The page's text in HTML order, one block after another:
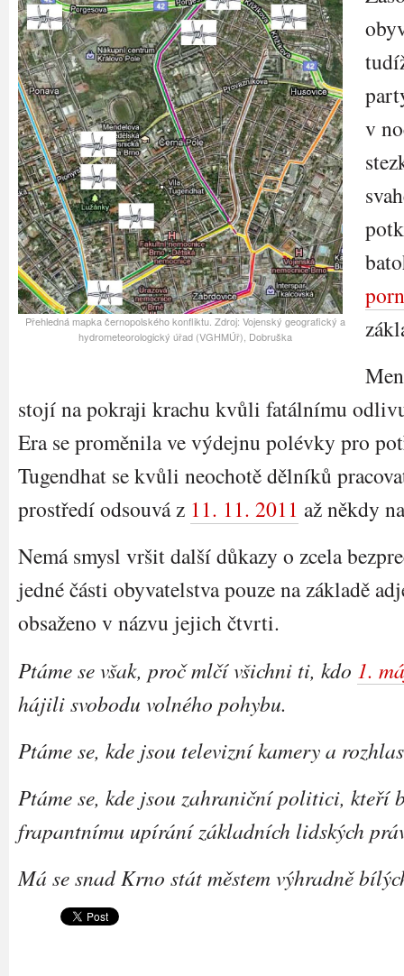
Přehledná mapka černopolského konfliktu. Zdroj: Vojenský geografický a
hydrometeorologický úřad (VGHMÚř), Dobruška
v
stojí na pokraji krachu kvůli fatálnímu
Era se proměnila ve výdejnu polévky pro
Tugendhat se kvůli neochotě dělníků
prostředí odsouvá z 11. 11. 2011 až někdy
Nemá smysl vršit další důkazy o zcela
jedné části obyvatelstva pouze na základě
obsaženo v názvu jejich čtvrti.
Ptáme se však, proč mlčí všichni ti, kdo 1.
hájili svobodu volného pohybu.
Ptáme se, kde jsou televizní kamery a
Ptáme se, kde jsou zahraniční politici, kteří
frapantnímu upírání základních lidských
Má se snad Krno stát městem výhradně